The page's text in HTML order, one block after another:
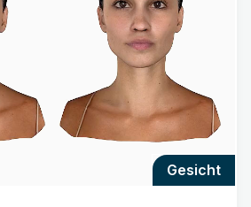
gesicht